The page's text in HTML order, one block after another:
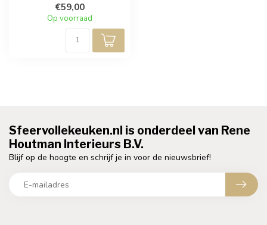
zwart metaal g...
€59,00
Op voorraad
Sfeervollekeuken.nl is onderdeel van Rene
Houtman Interieurs B.V.
Blijf op de hoogte en schrijf je in voor de nieuwsbrief!